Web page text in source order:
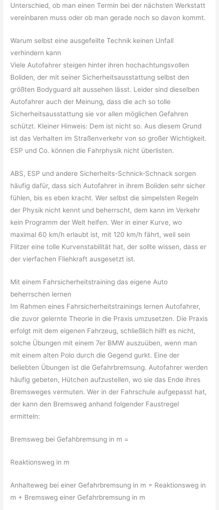
Unterschied, ob man einen Termin bei der nächsten Werkstatt
vereinbaren muss oder ob man gerade noch so davon kommt.
Warum selbst eine ausgefeilte Technik keinen Unfall
verhindern kann
Viele Autofahrer steigen hinter ihren hochachtungsvollen
Boliden, der mit seiner Sicherheitsausstattung selbst den
größten Bodyguard alt aussehen lässt. Leider sind dieselben
Autofahrer auch der Meinung, dass die ach so tolle
Sicherheitsausstattung sie vor allen möglichen Gefahren
schützt. Kleiner Hinweis: Dem ist nicht so. Aus diesem Grund
ist das Verhalten im Straßenverkehr von so großer Wichtigkeit.
ESP und Co. können die Fahrphysik nicht überlisten.
ABS, ESP und andere Sicherheits-Schnick-Schnack sorgen
häufig dafür, dass sich Autofahrer in ihrem Boliden sehr sicher
fühlen, bis es eben kracht. Wer selbst die simpelsten Regeln
der Physik nicht kennt und beherrscht, dem kann im Verkehr
kein Programm der Welt helfen. Wer in einer Kurve, wo
maximal 60 km/h erlaubt ist, mit 120 km/h fährt, weil sein
Flitzer eine tolle Kurvenstabilität hat, der sollte wissen, dass er
der vierfachen Fliehkraft ausgesetzt ist.
Mit einem Fahrsicherheitstraining das eigene Auto
beherrschen lernen
Im Rahmen eines Fahrsicherheitstrainings lernen Autofahrer,
die zuvor gelernte Theorie in die Praxis umzusetzen. Die Praxis
erfolgt mit dem eigenen Fahrzeug, schließlich hilft es nicht,
solche Übungen mit einem 7er BMW auszuüben, wenn man
mit einem alten Polo durch die Gegend gurkt. Eine der
beliebten Übungen ist die Gefahrbremsung. Autofahrer werden
häufig gebeten, Hütchen aufzustellen, wo sie das Ende ihres
Bremsweges vermuten. Wer in der Fahrschule aufgepasst hat,
der kann den Bremsweg anhand folgender Faustregel
ermitteln:
Bremsweg bei Gefahbremsung in m =
Reaktionsweg in m
Anhalteweg bei einer Gefahrbremsung in m = Reaktionsweg in
m + Bremsweg einer Gefahrbremsung in m